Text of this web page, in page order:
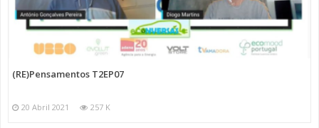
(RE)Pensamentos T2EP07
20 Abril 2021 257 K